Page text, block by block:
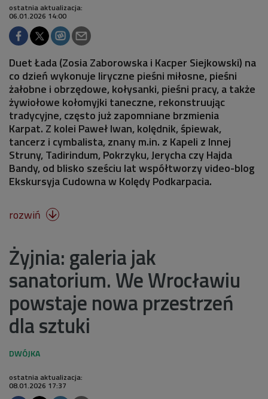
ostatnia aktualizacja:
06.01.2026 14:00
Duet Łada (Zosia Zaborowska i Kacper Siejkowski) na
co dzień wykonuje liryczne pieśni miłosne, pieśni
żałobne i obrzędowe, kołysanki, pieśni pracy, a także
żywiołowe kołomyjki taneczne, rekonstruując
tradycyjne, często już zapomniane brzmienia
Karpat. Z kolei Paweł Iwan, kolędnik, śpiewak,
tancerz i cymbalista, znany m.in. z Kapeli z Innej
Struny, Tadirindum, Pokrzyku, Jerycha czy Hajda
Bandy, od blisko sześciu lat współtworzy video-blog
Ekskursyja Cudowna w Kolędy Podkarpacia.
rozwiń 
Żyjnia: galeria jak
sanatorium. We Wrocławiu
powstaje nowa przestrzeń
dla sztuki
ostatnia aktualizacja:
08.01.2026 17:37